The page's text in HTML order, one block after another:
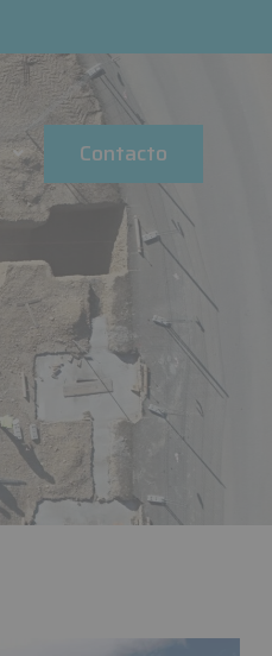
Contacto